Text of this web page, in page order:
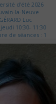
d'été 2026
la-Neuve
GÉRARD Luc
10:30- 11:30
de séances : 1
0 €